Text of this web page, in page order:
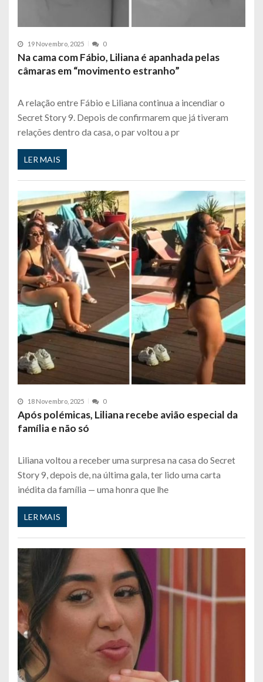
19 Novembro, 2025 0
Na cama com Fábio, Liliana é apanhada pelas
câmaras em “movimento estranho”
A relação entre Fábio e Liliana continua a incendiar o
Secret Story 9. Depois de confirmarem que já tiveram
relações dentro da casa, o par voltou a pr
LER MAIS
18 Novembro, 2025 0
Após polémicas, Liliana recebe avião especial da
família e não só
Liliana voltou a receber uma surpresa na casa do Secret
Story 9, depois de, na última gala, ter lido uma carta
inédita da família — uma honra que lhe
LER MAIS